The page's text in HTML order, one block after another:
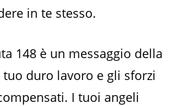
in te stesso.
148 è un messaggio della
duro lavoro e gli sforzi
I tuoi angeli